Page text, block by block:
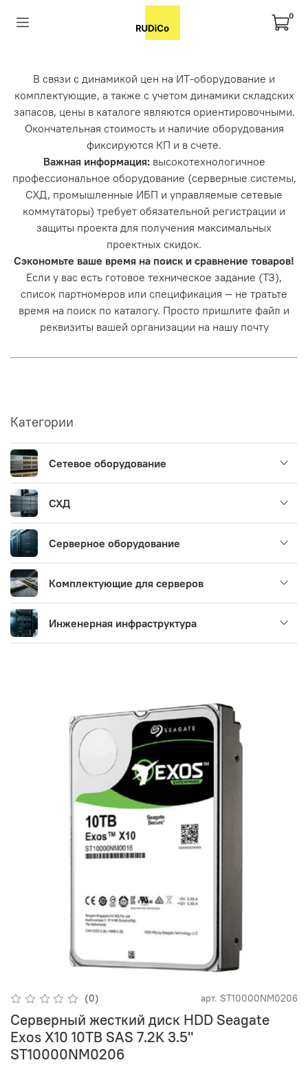
0
В связи с динамикой цен на ИТ-оборудование и
комплектующие, а также с учетом динамики складских
запасов, цены в каталоге являются ориентировочными.
Окончательная стоимость и наличие оборудования
фиксируются КП и в счете.
Важная информация: высокотехнологичное
профессиональное оборудование (серверные системы,
СХД, промышленные ИБП и управляемые сетевые
коммутаторы) требует обязательной регистрации и
защиты проекта для получения максимальных
проектных скидок.
Сэкономьте ваше время на поиск и сравнение товаров!
Если у вас есть готовое техническое задание (ТЗ),
список партномеров или спецификация — не тратьте
время на поиск по каталогу. Просто пришлите файл и
реквизиты вашей организации на нашу почту
Категории
Сетевое оборудование
СХД
Серверное оборудование
Комплектующие для серверов
Инженерная инфраструктура
(0) арт. ST10000NM0206
Серверный жесткий диск HDD Seagate
Exos X10 10TB SAS 7.2K 3.5"
ST10000NM0206